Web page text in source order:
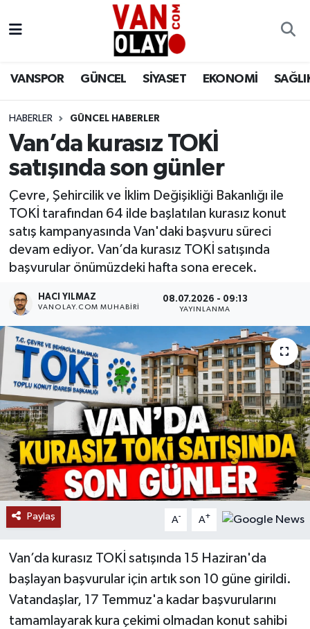
VANSPOR GÜNCEL SİYASET EKONOMİ
HABERLER GÜNCEL HABERLER
Van’da kurasız TOKİ
satışında son günler
Çevre, Şehircilik ve İklim Değişikliği Bakanlığı ile
TOKİ tarafından 64 ilde başlatılan kurasız konut
satış kampanyasında Van'daki başvuru süreci
devam ediyor. Van’da kurasız TOKİ satışında
başvurular önümüzdeki hafta sona erecek.
HACI YILMAZ
VANOLAY.COM MUHABIRI
08.07.2026 - 09:13
YAYINLANMA
Paylaş A- A+
Van’da kurasız TOKİ satışında 15 Haziran'da
başlayan başvurular için artık son 10 güne girildi.
Vatandaşlar, 17 Temmuz'a kadar başvurularını
tamamlayarak kura çekimi olmadan konut sahibi
Siyaset
Ekonomi
Sağlık
Eğitim
Bilim & Teknoloji
Dünya
RESMİ İLANLAR
Van Nöbetçi Eczaneler
Van Namaz Vakitleri
Van Trafik Yoğunluk Haritası
Süper Lig Puan Durumu ve Fikstür
Tüm Manşetler
Son Dakika Haberleri
Haber Arşivi